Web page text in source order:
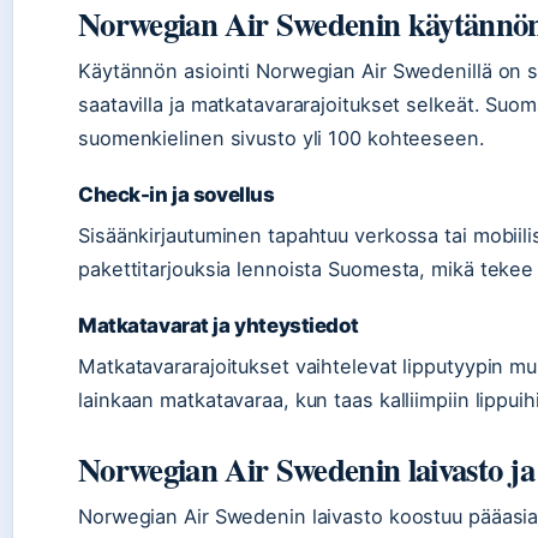
Norwegian Air Swedenin
Käytännön asiointi Norwegian Air Swedenillä on
saatavilla ja matkatavararajoitukset selkeät.
suomenkielinen sivusto yli 100 kohteeseen.
Check-in ja sovellus
Sisäänkirjautuminen tapahtuu verkossa tai
pakettitarjouksia lennoista Suomesta, mikä
Matkatavarat ja yhteystiedot
Matkatavararajoitukset vaihtelevat lipputyypin
lainkaan matkatavaraa, kun taas kalliimpiin
Norwegian Air Swedenin laivasto
Norwegian Air Swedenin laivasto koostuu